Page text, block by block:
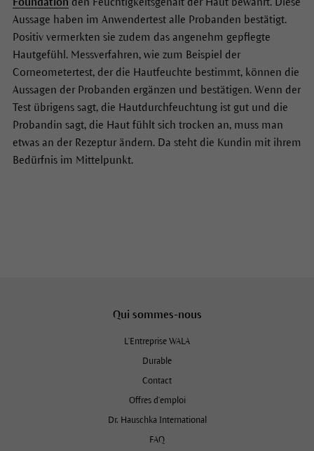
Aussage haben im Anwendertest alle Probanden bestätigt.
Positiv vermerkten sie zudem das angenehm gepflegte
Hautgefühl. Messverfahren, wie zum Beispiel der
Corneometertest, der die Hautfeuchte bestimmt, können die
Aussagen der Probanden ergänzen und bestätigen. Wenn der
Test übrigens sagt, die Hautdurchfeuchtung ist gut und die
Probandin sagt, die Haut fühlt sich trocken an, muss man
etwas an der Rezeptur ändern. Da steht die Kundin mit ihrem
Bedürfnis im Mittelpunkt.
Qui sommes-nous
L'Entreprise WALA
Durable
Contact
Offres d’emploi
Dr. Hauschka International
FAQ